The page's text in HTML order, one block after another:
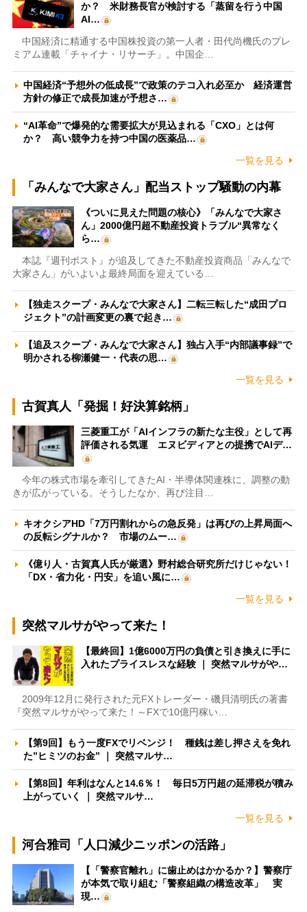
か？ 米財務長官が検討する「蒸留を行う中国
AI…
中国経済に精通する中国株投資の第一人者・田代尚機氏のプレ
ミアム連載「チャイナ・リサーチ」。中国企…
中国経済“予想外の低成長”で政策のテコ入れ必至か 経済運営
方針の修正で成長加速が予想さ…
“AI革命”で爆発的な需要拡大が見込まれる「CXO」とは何
か？ 高い競争力を持つ中国の医薬品…
一覧を見る
「みんなで大家さん」配当ストップ騒動の内幕
《ついに見えた問題の核心》「みんなで大家さ
ん」2000億円超不動産投資トラブル“異常なく
ら…
本誌『週刊ポスト』が追及してきた不動産投資商品「みんなで
大家さん」がいよいよ最終局面を迎えている…
【独走スクープ・みんなで大家さん】二転三転した“成田プロ
ジェクト”の計画変更の裏で起き…
【追及スクープ・みんなで大家さん】独占入手“内部議事録”で
明かされる柳瀬健一・代表の思…
一覧を見る
古賀真人「発掘！好決算銘柄」
三菱重工が「AIインフラの新たな主役」として再
評価される気運 エヌビディアとの提携でAIデ…
今年の株式市場を牽引してきたAI・半導体関連株に、調整の動
きが広がっている。そうしたなか、再び注目…
キオクシアHD「7万円割れからの急反発」は再びの上昇局面へ
の反転シグナルか？ 市場のムー…
《億り人・古賀真人氏が厳選》野村総合研究所だけじゃない！
「DX・省力化・円安」を追い風に…
一覧を見る
突然マルサがやって来た！
【最終回】1億6000万円の負債と引き換えに手に
入れたプライスレスな経験 ｜ 突然マルサがや…
2009年12月に発行された元FXトレーダー・磯貝清明氏の著書
『突然マルサがやって来た！～FXで10億円稼い…
【第9回】もう一度FXでリベンジ！ 種銭は差し押さえを免れ
た”ヒミツのお金” ｜ 突然マルサ…
【第8回】年利はなんと14.6％！ 毎日5万円超の延滞税が積み
上がっていく ｜ 突然マルサ…
一覧を見る
河合雅司「人口減少ニッポンの活路」
【「警察官離れ」に歯止めはかかるか？】警察庁
が本気で取り組む「警察組織の構造改革」 実
現…